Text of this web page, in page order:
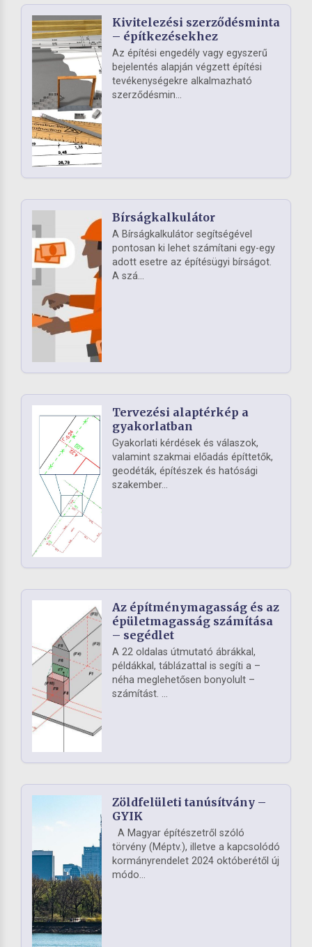
Kivitelezési szerződésminta
– építkezésekhez
Az építési engedély vagy egyszerű
bejelentés alapján végzett építési
tevékenységekre alkalmazható
szerződésmin...
Bírságkalkulátor
A Bírságkalkulátor segítségével
pontosan ki lehet számítani egy-egy
adott esetre az építésügyi bírságot.
A szá...
Tervezési alaptérkép a
gyakorlatban
Gyakorlati kérdések és válaszok,
valamint szakmai előadás építtetők,
geodéták, építészek és hatósági
szakember...
Az építménymagasság és az
épületmagasság számítása
– segédlet
A 22 oldalas útmutató ábrákkal,
példákkal, táblázattal is segíti a –
néha meglehetősen bonyolult –
számítást. ...
Zöldfelületi tanúsítvány –
GYIK
A Magyar építészetről szóló
törvény (Méptv.), illetve a kapcsolódó
kormányrendelet 2024 októberétől új
módo...